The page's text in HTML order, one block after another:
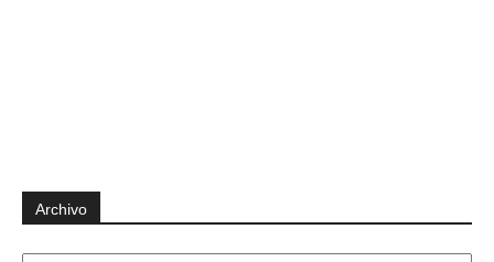
Archivo
Archivo